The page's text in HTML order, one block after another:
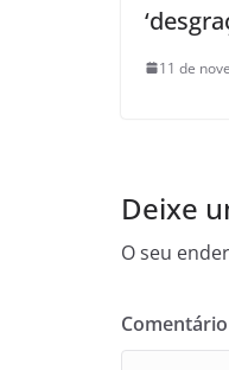
11 de
Deixe
O seu
Comentário